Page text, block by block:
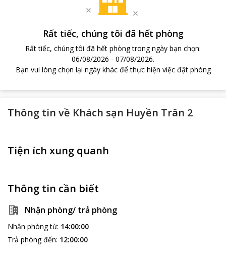
Rất tiếc, chúng tôi đã hết phòng
Rất tiếc, chúng tôi đã hết phòng trong ngày bạn chọn:
06/08/2026 - 07/08/2026.
Bạn vui lòng chọn lại ngày khác để thực hiện việc đặt phòng
Thông tin về Khách sạn Huyền Trân 2
Tiện ích xung quanh
Thông tin cần biết
Nhận phòng/ trả phòng
Nhận phòng từ: 14:00:00
Trả phòng đến: 12:00:00